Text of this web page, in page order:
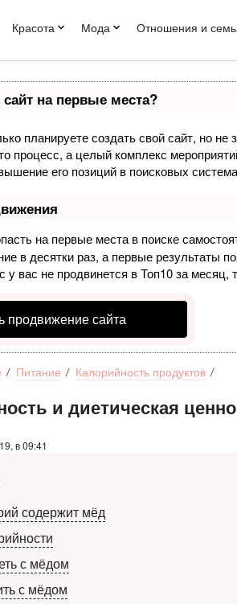
Красота Мода Отношения и
на первые места?
планируете создать свой сайт, но не
процесс, а целый комплекс
его позиций в поисковых
на первые места в поиске
в десятки раз, а первые результаты
у вас не продвинется в Топ10 за месяц,
продвижение сайта
Питание Калорийность продуктов
и диетическая
в 09:41
содержит мёд
с мёдом
с мёдом